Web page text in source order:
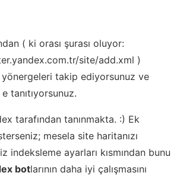
( ki orası şurası oluyor:
site/add.xml )
takip ediyorsunuz ve
tanıtıyorsunuz.
tarafından tanınmakta. :) Ek
mesela site haritanızı
indeksleme ayarları kısmından bunu
botlarının daha iyi çalışmasını